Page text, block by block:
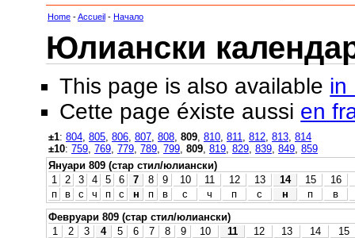
Home -Accueil - Начало
Юлиански
This page is also available in
Cette page éxiste aussi en
±1: 804 805 806 807 808 809 810 811 812 813 814
±10: 759 769 779 789 799 809 819 829 839 849 859
Януари 809 (стар стил/юлиански)
1
2 3 4 5 6 7 8 9 10 11 12 13 14 15
16
п
в с ч п с н п в с ч п с н п
в
Февруари 809 (стар стил/юлиански)
1
2 3 4 5 6 7 8 9 10 11 12 13 14
15